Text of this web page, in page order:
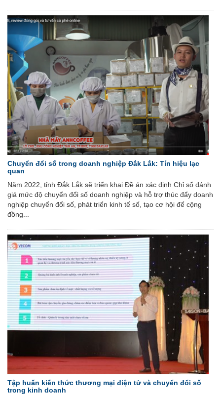
Chuyển đổi số trong doanh nghiệp Đắk Lắk: Tín hiệu lạc
quan
Năm 2022, tỉnh Đắk Lắk sẽ triển khai Đề án xác định Chỉ số đánh
giá mức độ chuyển đổi số doanh nghiệp và hỗ trợ thúc đẩy doanh
nghiệp chuyển đổi số, phát triển kinh tế số, tạo cơ hội để cộng
đồng...
Tập huấn kiến thức thương mại điện tử và chuyển đổi số
trong kinh doanh